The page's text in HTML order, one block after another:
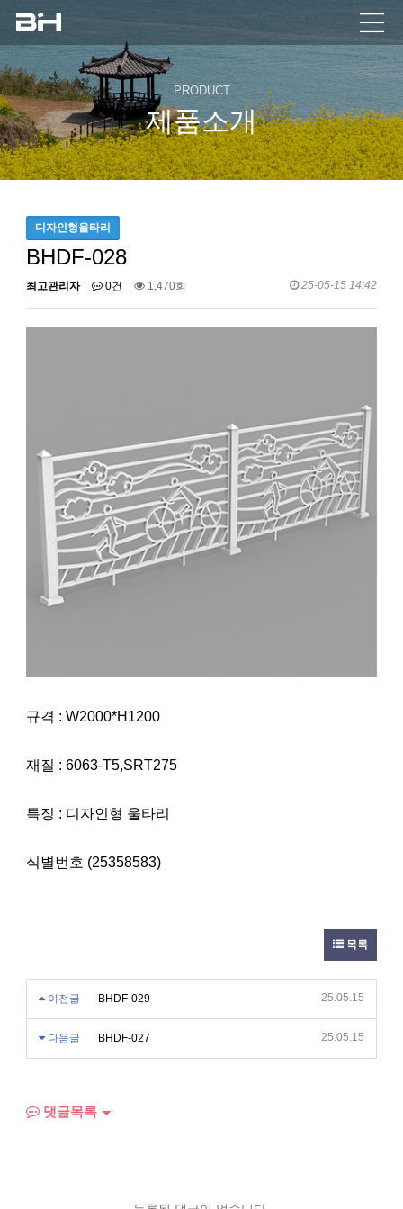
PRODUCT
제품소개
디자인형울타리
BHDF-028
최고관리자 0건 1,470회 25-05-15 14:42
규격 : W2000*H1200
재질 : 6063-T5,SRT275
특징 : 디자인형 울타리
식별번호 (25358583)
목록
이전글 BHDF-029 25.05.15
다음글 BHDF-027 25.05.15
댓글목록